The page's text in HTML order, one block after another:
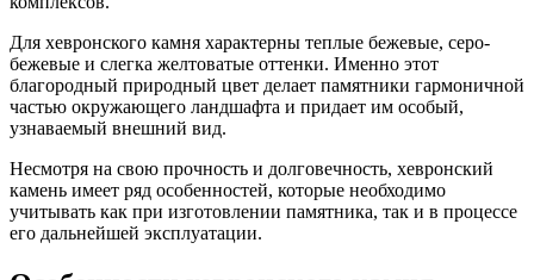
Для хевронского камня характерны теплые бежевые, серо-
бежевые и слегка желтоватые оттенки. Именно этот
благородный природный цвет делает памятники гармоничной
частью окружающего ландшафта и придает им особый,
узнаваемый внешний вид.
Несмотря на свою прочность и долговечность, хевронский
камень имеет ряд особенностей, которые необходимо
учитывать как при изготовлении памятника, так и в процессе
его дальнейшей эксплуатации.